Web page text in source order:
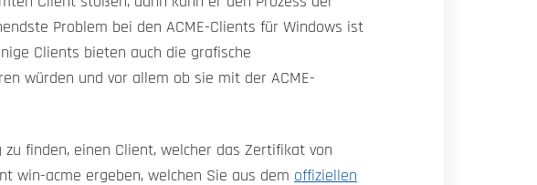
Problem bei den ACME-Clients für Windows ist
Clients bieten auch die grafische
würden und vor allem ob sie mit der ACME-
finden, einen Client, welcher das Zertifikat von
win-acme ergeben, welchen Sie aus dem offiziellen